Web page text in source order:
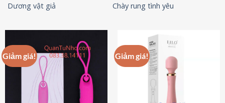
Dương vật giả
Chày rung tình yêu
Giảm giá! Giảm giá!